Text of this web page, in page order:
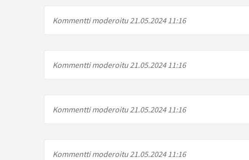
Kommentti moderoitu 21.05.2024 11:16
Kommentti moderoitu 21.05.2024 11:16
Kommentti moderoitu 21.05.2024 11:16
Kommentti moderoitu 21.05.2024 11:16